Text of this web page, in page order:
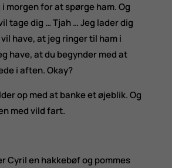
morgen for at spørge ham. Og
tage dig … Tjah … Jeg lader dig
have, at jeg ringer til ham i
have, at du begynder med at
i aften. Okay?
op med at banke et øjeblik. Og
med vild fart.
Cyril en hakkebøf og pommes